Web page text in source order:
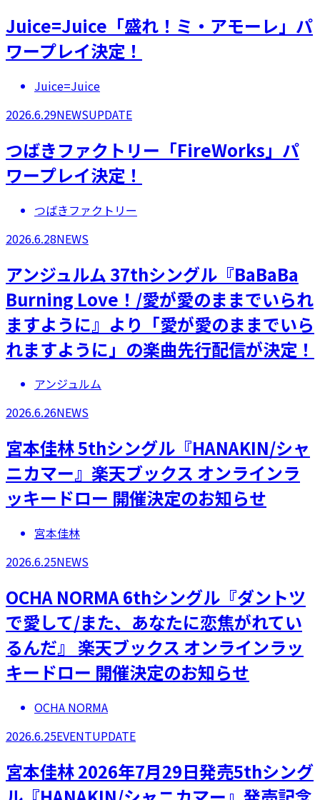
Juice=Juice「盛れ！ミ・アモーレ」パ
ワープレイ決定！
Juice=Juice
2026.6.29NEWSUPDATE
つばきファクトリー「FireWorks」パ
ワープレイ決定！
つばきファクトリー
2026.6.28NEWS
アンジュルム 37thシングル『BaBaBa
Burning Love！/愛が愛のままでいられ
ますように』より「愛が愛のままでいら
れますように」の楽曲先行配信が決定！
アンジュルム
2026.6.26NEWS
宮本佳林 5thシングル『HANAKIN/シャ
ニカマー』楽天ブックス オンラインラ
ッキードロー 開催決定のお知らせ
宮本佳林
2026.6.25NEWS
OCHA NORMA 6thシングル『ダントツ
で愛して/また、あなたに恋焦がれてい
るんだ』 楽天ブックス オンラインラッ
キードロー 開催決定のお知らせ
OCHA NORMA
2026.6.25EVENTUPDATE
宮本佳林 2026年7月29日発売5thシング